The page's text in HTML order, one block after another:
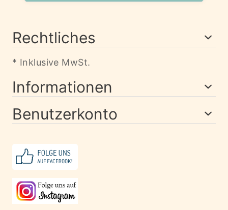
Rechtliches
* Inklusive MwSt.
Informationen
Benutzerkonto